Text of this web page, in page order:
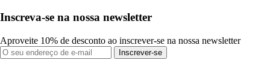
Inscreva-se na nossa newsletter
Aproveite 10% de desconto ao inscrever-se na nossa newsletter
Inscrever-se